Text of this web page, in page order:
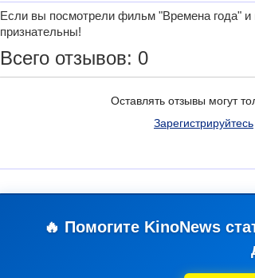
Если вы посмотрели фильм "Времена года"
признательны!
Всего отзывов: 0
Оставлять отзывы могут
Зарегистрируйтесь
🔥 Помогите KinoNews